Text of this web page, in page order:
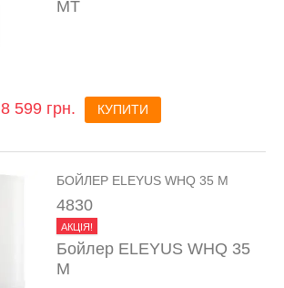
MT
8 599 грн. КУПИТИ
БОЙЛЕР ELEYUS WHQ 35 M
4830
АКЦІЯ!
Бойлер ELEYUS WHQ 35
M